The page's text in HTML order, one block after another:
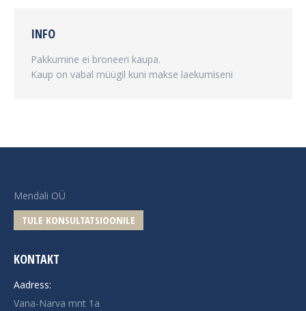
INFO
Pakkumine ei broneeri kaupa.
Kaup on vabal müügil kuni makse laekumiseni
Mendali OÜ
TULE KONSULTATSIOONILE
KONTAKT
Aadress:
Vana-Narva mnt 1a